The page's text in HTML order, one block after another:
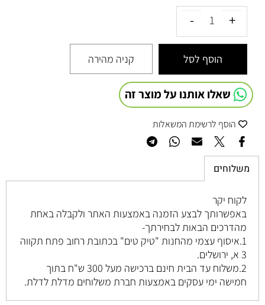
הוסף לסל קניה מהירה
שאלו אותנו על מוצר זה
הוסף לרשימת המשאלות
משלוחים
לקוח יקר
באפשרותך לבצע הזמנה באמצעות האתר ולקבלה באחת
מהדרכים הבאות לבחירתך-
1.איסוף עצמי מהחנות "טיק טים" בכתובת רחוב
פתח תקווה
3 א, ירושלים
.
2.משלוח עד הבית חינם ברכישה מעל 300 ש"ח בתוך
חמישה ימי עסקים באמצעות חברת משלוחים מדלת לדלת.